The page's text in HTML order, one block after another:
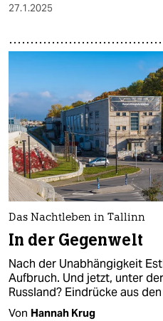
27.1.2025
Das Nachtleben in Tallinn
In der Gegenwelt
Nach der Unabhängigkeit
Aufbruch. Und jetzt, unter
Russland? Eindrücke aus
Von Hannah Krug